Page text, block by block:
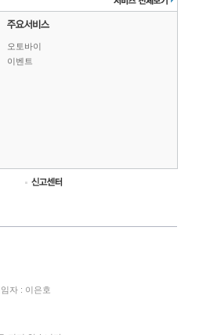
오토바이
이벤트
자 : 이은호